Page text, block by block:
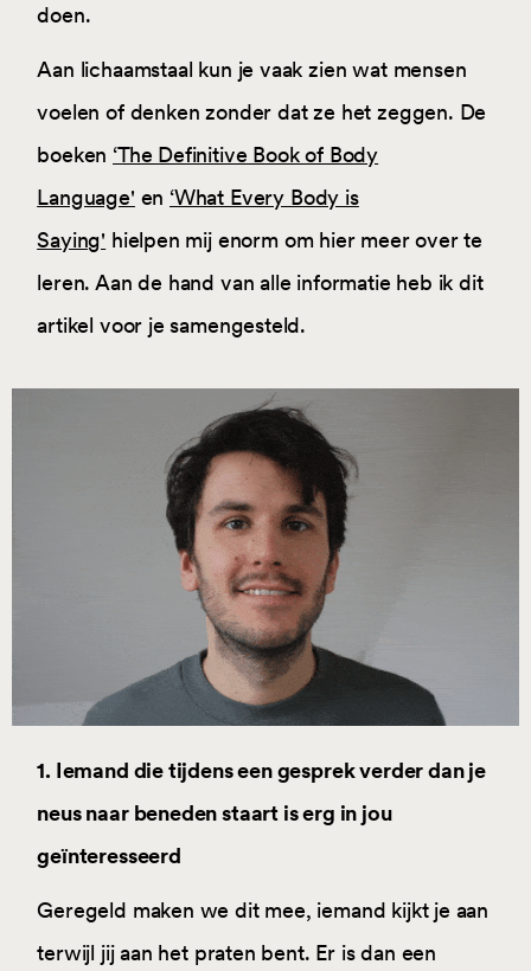
doen.
Aan lichaamstaal kun je vaak zien wat mensen
voelen of denken zonder dat ze het zeggen. De
boeken ‘The Definitive Book of Body
Language'en ‘What Every Body is
Saying' hielpen mij enorm om hier meer over te
leren. Aan de hand van alle informatie heb ik dit
artikel voor je samengesteld.
1. Iemand die tijdens een gesprek verder dan je
neus naar beneden staart is erg in jou
geïnteresseerd
Geregeld maken we dit mee, iemand kijkt je aan
terwijl jij aan het praten bent. Er is dan een